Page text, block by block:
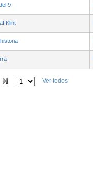
9
Klint
Ver todos